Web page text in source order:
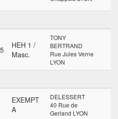
HEH 1 /
Masc.
TONY
BERTRAND
Rue Jules Verne
LYON
EXEMPT
A
DELESSERT
40 Rue de
Gerland LYON